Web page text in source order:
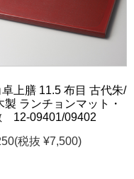
上膳 11.5 布目 古代朱/
製 ランチョンマット・
12-09401/09402
(税抜 ¥7,500)